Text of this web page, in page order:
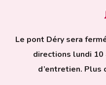
Le pont Déry sera
directions lundi 10
d’entretien. Plus